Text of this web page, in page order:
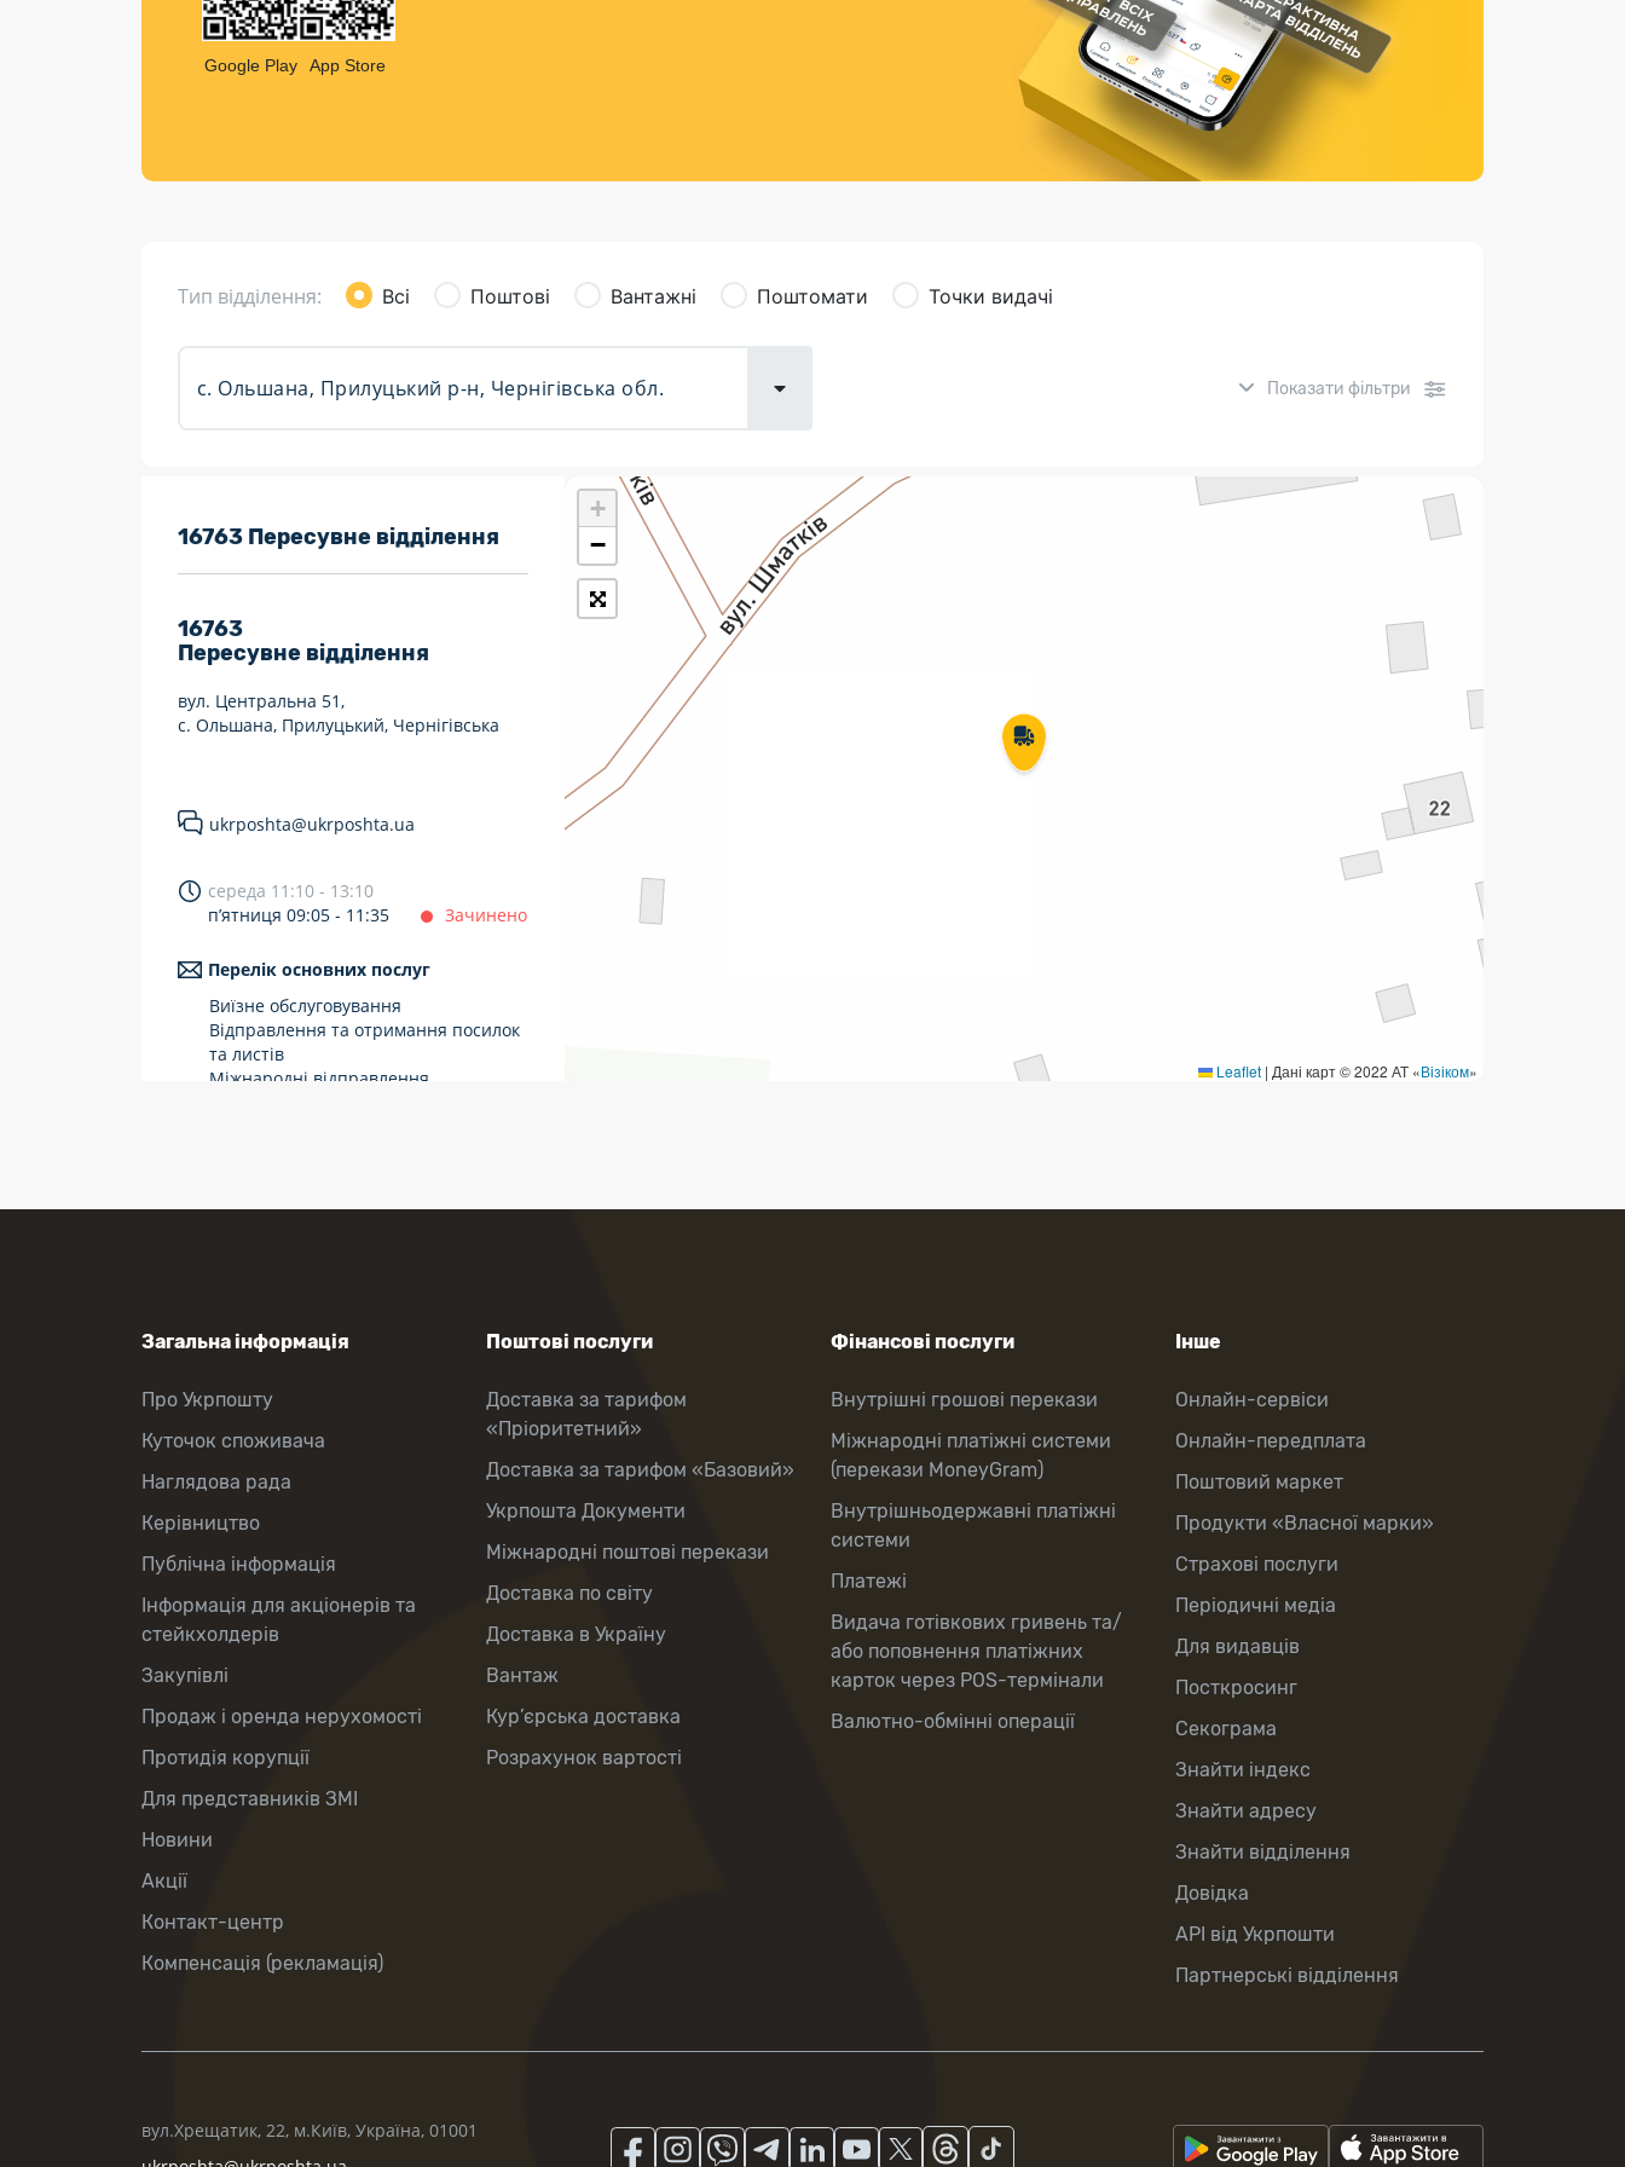
Листи та листівки
Кур’єрська доставка
Страхові послуги
Каталог «Укрпошта Маркет»
Google Play App Store
Тип відділення: Всі Поштові Вантажні Поштомати Точки видачі
Показати фільтри
7 днів на тиждень
Працюють після 19:00
Працюють у вихідні
Поштові послуги:
Укрпошта Експрес/тариф
«Пріоритетний»
Укрпошта Стандарт/тариф «Базовий»
Доставка за межі України
Прийом вантажів
Фінансові послуги:
16763 Пересувне відділення
16763
Пересувне відділення
вул. Центральна 51,
с. Ольшана, Прилуцький, Чернігівська
ukrposhta@ukrposhta.ua
середа 11:10 - 13:10
п’ятниця 09:05 - 11:35
Зачинено
Перелік основних послуг
Виїзне обслуговування
Відправлення та отримання посилок
та листів
Міжнародні відправлення
+
−
Leaflet | Дані карт © 2022 АТ «Візіком»
Загальна інформація
Про Укрпошту
Куточок споживача
Наглядова рада
Керівництво
Публічна інформація
Інформація для акціонерів та
стейкхолдерів
Закупівлі
Продаж і оренда нерухомості
Протидія корупції
Для представників ЗМІ
Новини
Акції
Контакт-центр
Компенсація (рекламація)
Поштові послуги
Доставка за тарифом
«Пріоритетний»
Доставка за тарифом «Базовий»
Укрпошта Документи
Міжнародні поштові перекази
Доставка по світу
Доставка в Україну
Вантаж
Кур’єрська доставка
Розрахунок вартості
Фінансові послуги
Внутрішні грошові перекази
Міжнародні платіжні системи
(перекази MoneyGram)
Внутрішньодержавні платіжні
системи
Платежі
Видача готівкових гривень та/
або поповнення платіжних
карток через POS-термінали
Валютно-обмінні операції
Інше
Онлайн-сервіси
Онлайн-передплата
Поштовий маркет
Продукти «Власної марки»
Страхові послуги
Періодичні медіа
Для видавців
Посткросинг
Секограма
Знайти індекс
Знайти адресу
Знайти відділення
Довідка
API від Укрпошти
Партнерські відділення
вул.Хрещатик, 22, м.Київ, Україна, 01001